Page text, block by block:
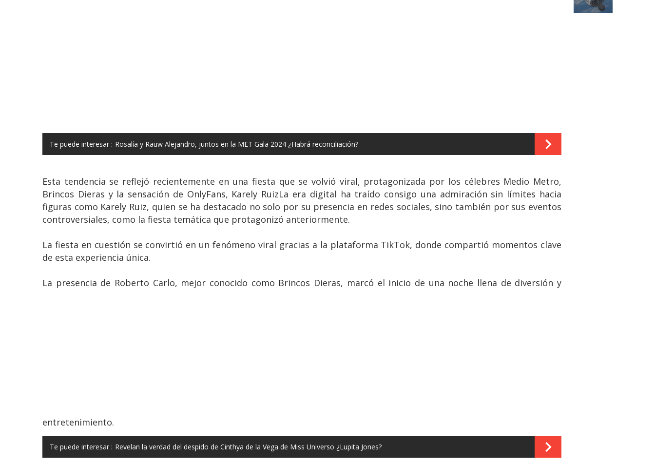
Te puede interesar : Rosalía y Rauw Alejandro, juntos en la MET Gala 2024 ¿Habrá reconciliación?
Esta tendencia se reflejó recientemente en una fiesta que se volvió viral, protagonizada por los célebres Medio Metro,
Brincos Dieras y la sensación de OnlyFans, Karely RuizLa era digital ha traído consigo una admiración sin límites hacia
figuras como Karely Ruiz, quien se ha destacado no solo por su presencia en redes sociales, sino también por sus eventos
controversiales, como la fiesta temática que protagonizó anteriormente.
La fiesta en cuestión se convirtió en un fenómeno viral gracias a la plataforma TikTok, donde compartió momentos clave
de esta experiencia única.
La presencia de Roberto Carlo, mejor conocido como Brincos Dieras, marcó el inicio de una noche llena de diversión y
entretenimiento.
Te puede interesar : Revelan la verdad del despido de Cinthya de la Vega de Miss Universo ¿Lupita Jones?